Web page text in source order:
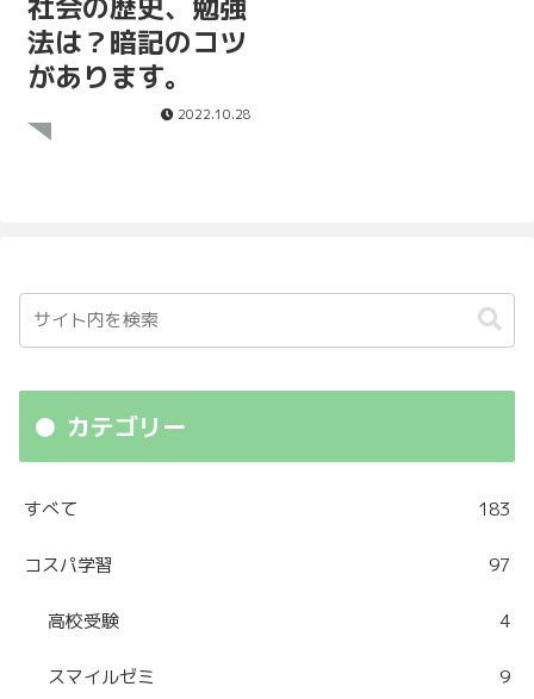
法は？暗記のコツ
があります。
2022.10.28
カテゴリー
すべて 183
コスパ学習 97
高校受験 4
スマイルゼミ 9